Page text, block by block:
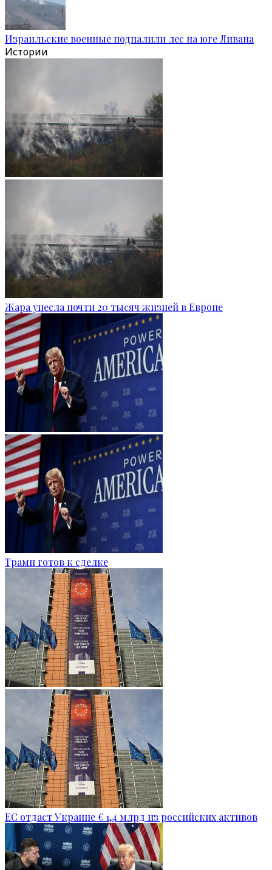
Израильские военные подпалили лес на юге Ливана
Истории
Жара унесла почти 20 тысяч жизней в Европе
Трамп готов к сделке
ЕС отдаст Украине € 1,4 млрд из российских активов